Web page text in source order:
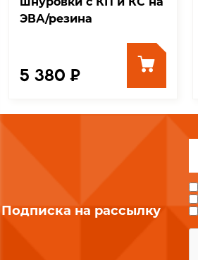
ЭВА/резина
5 380 ₽
Подписка на рассылку